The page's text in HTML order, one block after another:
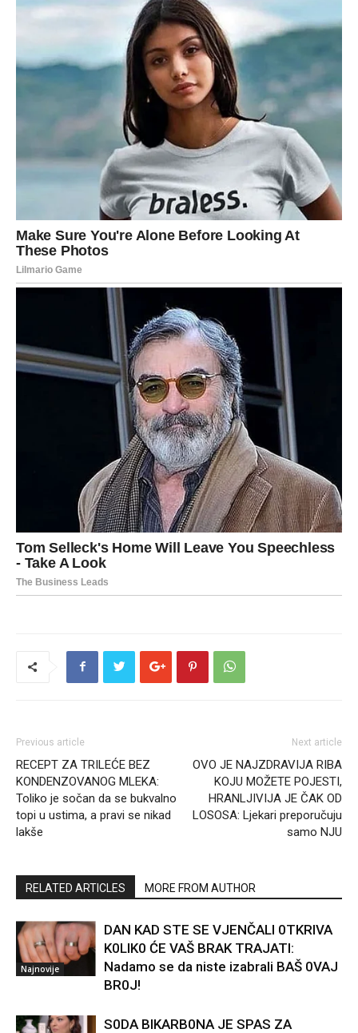
Previous article
RECEPT ZA TRILEĆE BEZ
KONDENZOVANOG MLEKA:
Toliko je sočan da se bukvalno
topi u ustima, a pravi se nikad
lakše
Next article
OVO JE NAJZDRAVIJA RIBA
KOJU MOŽETE POJESTI,
HRANLJIVIJA JE ČAK OD
LOSOSA: Ljekari preporučuju
samo NJU
RELATED ARTICLES MORE FROM AUTHOR
Najnovije
DAN KAD STE SE VJENČALI 0TKRIVA
K0LIK0 ĆE VAŠ BRAK TRAJATI:
Nadamo se da niste izabrali BAŠ 0VAJ
BR0J!
S0DA BIKARB0NA JE SPAS ZA